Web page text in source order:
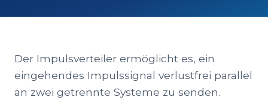
Der Impulsverteiler ermöglicht es, ein
eingehendes Impulssignal verlustfrei parallel
an zwei getrennte Systeme zu senden.